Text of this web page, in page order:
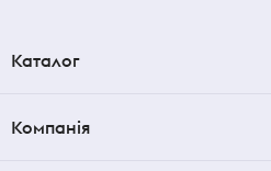
Каталог
Компанія